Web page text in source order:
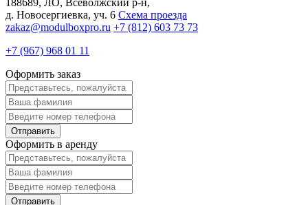
188689, ЛО, Всеволжский р-н,
д. Новосергиевка, уч. 6 Схема проезда
zakaz@modulboxpro.ru +7 (812) 603 73 73
+7 (967) 968 01 11
Оформить заказ
Оформить в аренду